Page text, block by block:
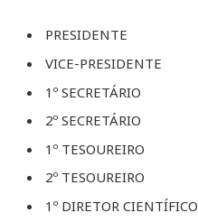
PRESIDENTE
VICE-PRESIDENTE
1º SECRETÁRIO
2º SECRETÁRIO
1º TESOUREIRO
2º TESOUREIRO
1º DIRETOR CIENTÍFICO